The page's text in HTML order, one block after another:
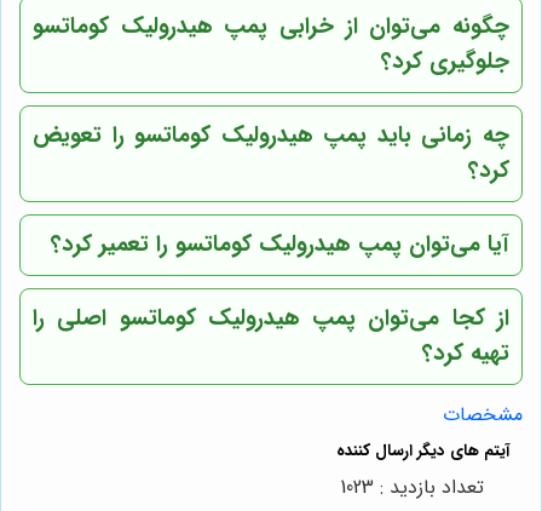
چگونه می‌توان از خرابی پمپ هیدرولیک کوماتسو
جلوگیری کرد؟
چه زمانی باید پمپ هیدرولیک کوماتسو را تعویض
کرد؟
آیا می‌توان پمپ هیدرولیک کوماتسو را تعمیر کرد؟
از کجا می‌توان پمپ هیدرولیک کوماتسو اصلی را
تهیه کرد؟
مشخصات
تعداد بازدید : 1023